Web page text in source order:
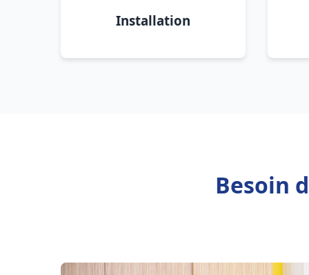
Installation
Besoin